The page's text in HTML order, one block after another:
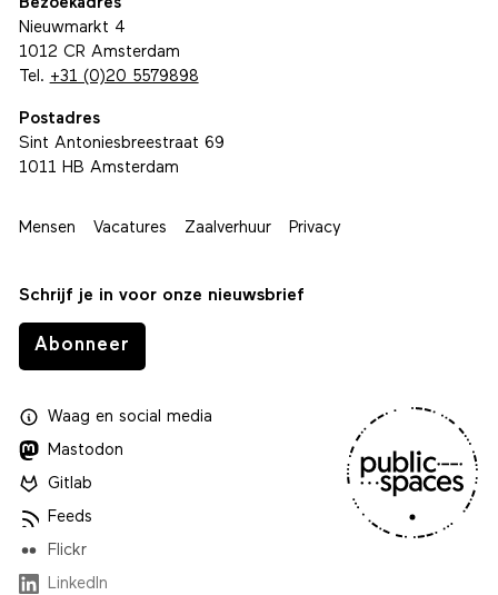
Bezoekadres
Nieuwmarkt 4
1012 CR Amsterdam
Tel. +31 (0)20 5579898
Postadres
Sint Antoniesbreestraat 69
1011 HB Amsterdam
Mensen Vacatures Zaalverhuur Privacy
Schrijf je in voor onze nieuwsbrief
Abonneer
Waagen social media
Mastodon
Gitlab
Feeds
Flickr
LinkedIn